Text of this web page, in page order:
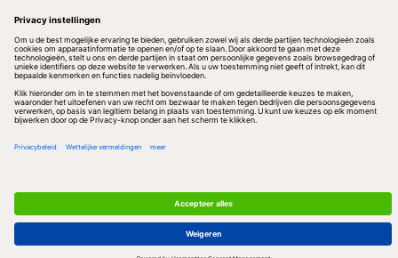
Volg ons
Redactionele partner
Algemene Voorwaarden & Copyrights